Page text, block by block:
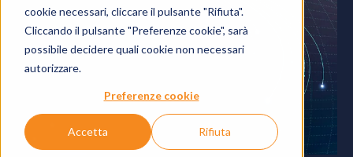
cookie necessari, cliccare il pulsante "Rifiuta".
Cliccando il pulsante "Preferenze cookie", sarà
possibile decidere quali cookie non necessari
autorizzare.
Preferenze cookie
Accetta Rifiuta